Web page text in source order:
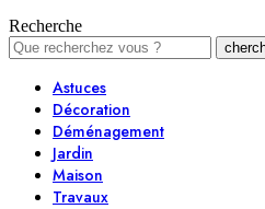
Recherche
Astuces
Décoration
Déménagement
Jardin
Maison
Travaux